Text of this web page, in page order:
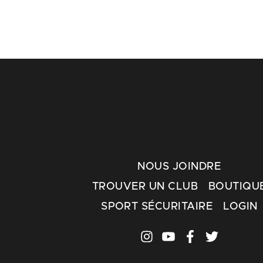
NOUS JOINDRE
TROUVER UN CLUB
SPORT SÉCURITAIRE
LOGIN